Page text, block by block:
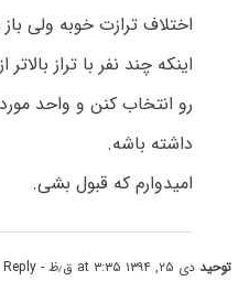
اختلاف ترازت خوبه ولی
اینکه چند نفر با تراز
رو انتخاب کنن و واحد
داشته باشه.
امیدوارم که قبول بشی.
توحیددی ۲۵, ۱۳۹۴ at ۳:۳۵ ق٫ظ - Reply